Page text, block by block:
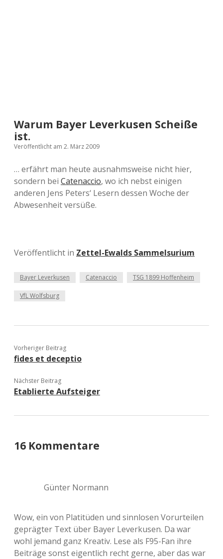
Warum Bayer Leverkusen Scheiße
ist.
Veröffentlicht am 2. März 2009
… erfährt man heute ausnahmsweise nicht hier,
sondern bei Catenaccio, wo ich nebst einigen
anderen Jens Peters‘ Lesern dessen Woche der
Abwesenheit versüße.
Veröffentlicht in Zettel-Ewalds Sammelsurium
Bayer Leverkusen Catenaccio TSG 1899 Hoffenheim
VfL Wolfsburg
Vorheriger Beitrag
fides et deceptio
Nächster Beitrag
Etablierte Aufsteiger
16 Kommentare
Günter Normann
Wow, ein von Platitüden und sinnlosen Vorurteilen
geprägter Text über Bayer Leverkusen. Da war
wohl jemand ganz Kreativ. Lese als F95-Fan ihre
Beiträge sonst eigentlich recht gerne, aber das war